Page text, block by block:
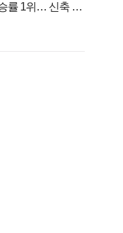
률 1위… 신축 지